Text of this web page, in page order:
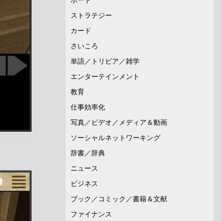
ストラテジー
カード
さいころ
単語／トリビア／雑学
エンターテインメント
教育
仕事効率化
写真／ビデオ／メディア＆動画
ソーシャルネットワーキング
辞書／辞典
ニュース
ビジネス
ブック／コミック／書籍＆文献
ファイナンス